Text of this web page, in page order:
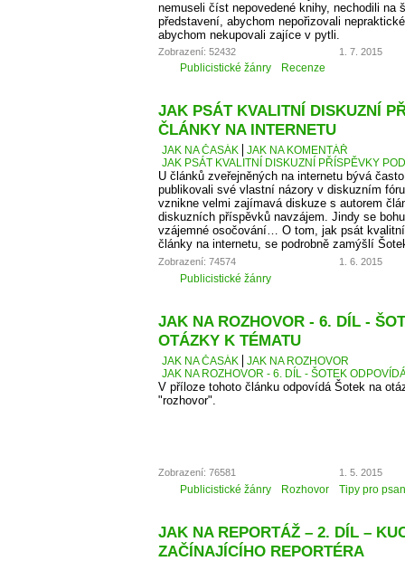
nemuseli číst nepovedené knihy, nechodili na
představení, abychom nepořizovali
abychom nekupovali zajíce v pytli.
Zobrazení: 52432 1. 7. 2015
Publicistické žánry Recenze
JAK PSÁT KVALITNÍ DISKUZNÍ
ČLÁNKY NA INTERNETU
JAK NA ČASÁK
JAK NA KOMENTÁŘ
JAK PSÁT KVALITNÍ DISKUZNÍ PŘÍSPĚVKY
U článků zveřejněných na internetu bývá
publikovali své vlastní názory v diskuzním
vznikne velmi zajímavá diskuze s autorem
diskuzních příspěvků navzájem. Jindy se
vzájemné osočování… O tom, jak psát
články na internetu, se podrobně zamýšlí
Zobrazení: 74574 1. 6. 2015
Publicistické žánry
JAK NA ROZHOVOR - 6. DÍL -
OTÁZKY K TÉMATU
JAK NA ČASÁK
JAK NA ROZHOVOR
JAK NA ROZHOVOR - 6. DÍL - ŠOTEK
V příloze tohoto článku odpovídá Šotek na
"rozhovor".
Zobrazení: 76581 1. 5. 2015
Publicistické žánry Rozhovor Tipy pro
JAK NA REPORTÁŽ – 2. DÍL –
ZAČÍNAJÍCÍHO REPORTÉRA